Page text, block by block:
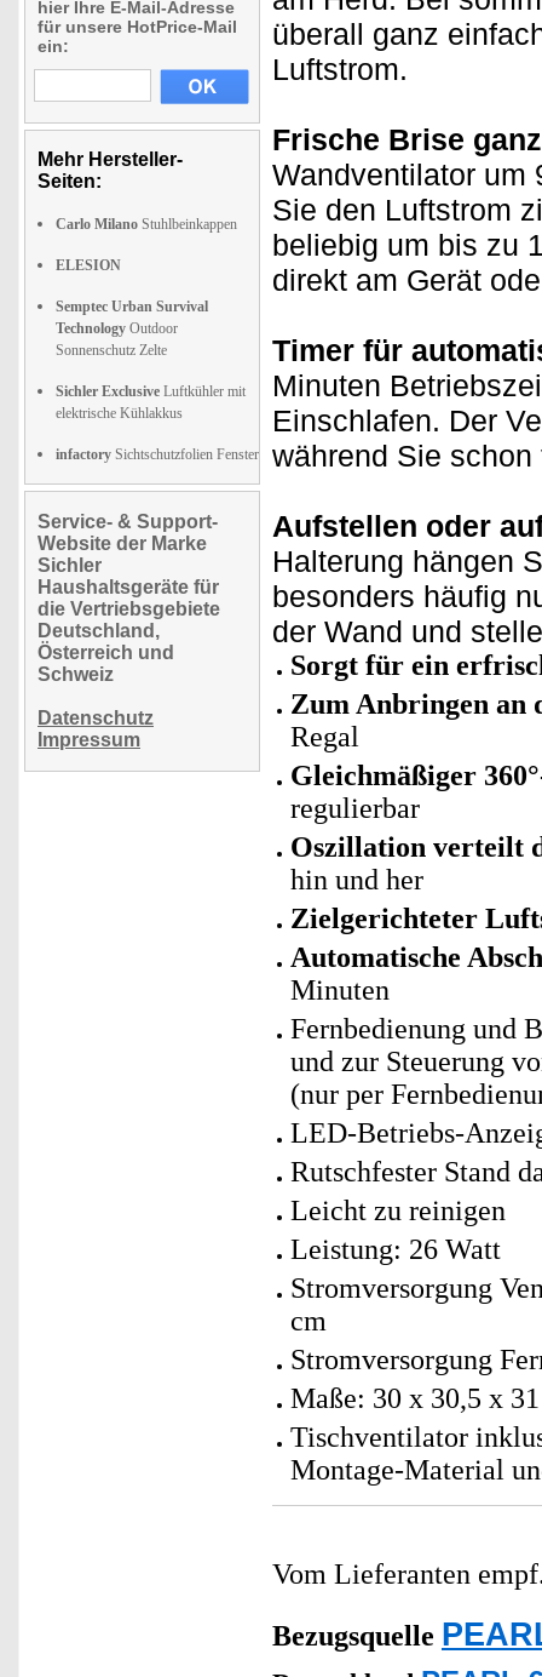
hier Ihre E-Mail-Adresse
für unsere HotPrice-Mail
ein:
Mehr Hersteller-
Seiten:
Carlo Milano Stuhlbeinkappen
ELESION
Semptec Urban Survival
Technology Outdoor
Sonnenschutz Zelte
Sichler Exclusive Luftkühler mit
elektrische Kühlakkus
infactory Sichtschutzfolien Fenster
Service- & Support-
Website der Marke
Sichler
Haushaltsgeräte für
die Vertriebsgebiete
Deutschland,
Österreich und
Schweiz
Datenschutz
Impressum
überall ganz
Luftstrom.
Frische Brise
Wandventilator um
Sie den Luftstrom
beliebig um bis zu
direkt am Gerät
Timer für
Minuten
Einschlafen. Der
während Sie
Aufstellen oder
Halterung hängen
besonders häufig
der Wand und
Sorgt für ein
Zum Anbringen an
Regal
Gleichmäßiger
regulierbar
Oszillation verteilt
hin und her
Zielgerichteter
Automatische
Minuten
Fernbedienung und
und zur Steuerung
(nur per
LED-Betriebs-
Rutschfester Stand
Leicht zu reinigen
Leistung: 26 Watt
Stromversorgung
cm
Stromversorgung
Maße: 30 x 30,5 x
Tischventilator
Montage-Material
Vom Lieferanten
Bezugsquelle